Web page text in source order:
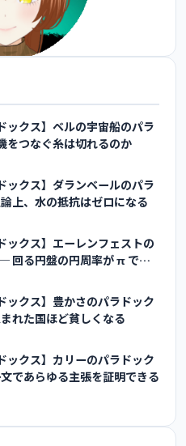
ックス】ベルの宇宙船のパラ
をつなぐ糸は切れるのか
ックス】ダランベールのパラ
上、水の抵抗はゼロになる
ックス】エーレンフェストの
回る円盤の円周率が π でな
ックス】豊かさのパラドック
れた国ほど貧しくなる
ックス】カリーのパラドック
であらゆる主張を証明できる